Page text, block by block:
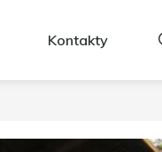
Kontakty